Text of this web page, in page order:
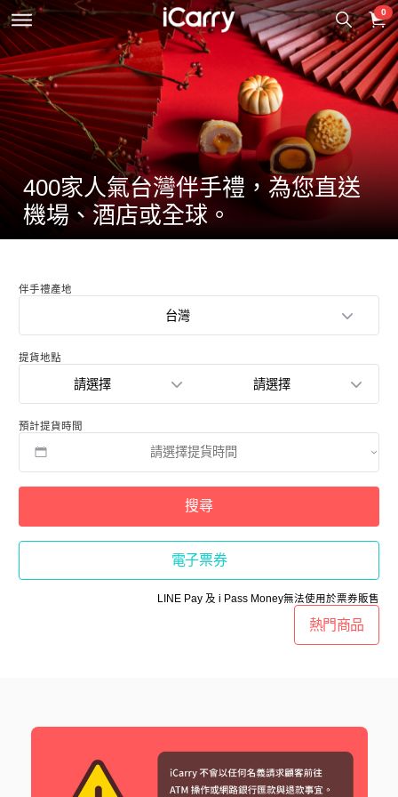
0
400家人氣台灣伴手禮，為您直送
機場、酒店或全球。
伴手禮產地
台灣
提貨地點
請選擇 請選擇
預計提貨時間
搜尋
電子票券
LINE Pay 及 i Pass Money無法使用於票券販售
熱門商品